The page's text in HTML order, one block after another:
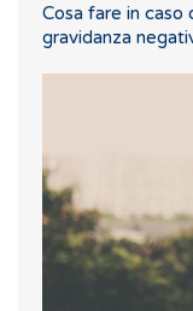
Cosa fare in
gravidanza